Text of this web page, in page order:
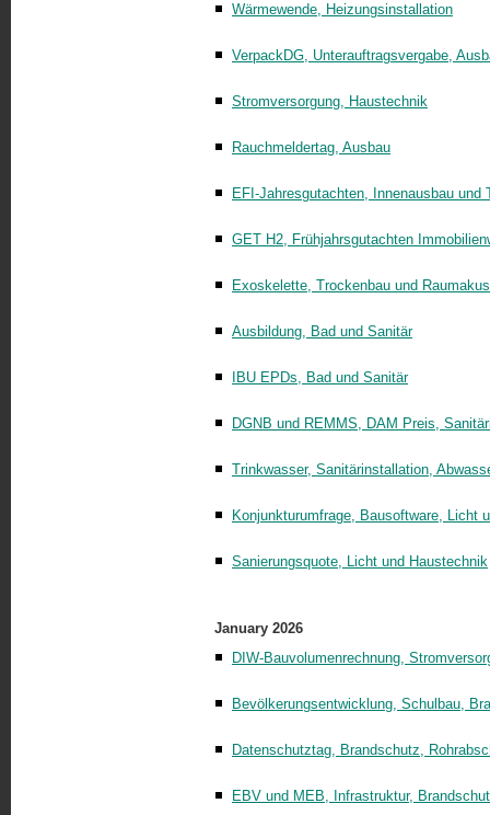
Wärmewende, Heizungsinstallation
VerpackDG, Unterauftragsvergabe,
Stromversorgung, Haustechnik
Rauchmeldertag, Ausbau
EFI-Jahresgutachten, Innenausbau und
GET H2, Frühjahrsgutachten
Exoskelette, Trockenbau und
Ausbildung, Bad und Sanitär
IBU EPDs, Bad und Sanitär
DGNB und REMMS, DAM Preis,
Trinkwasser, Sanitärinstallation,
Konjunkturumfrage, Bausoftware, Licht
Sanierungsquote, Licht und Haustechnik
January 2026
DIW-Bauvolumenrechnung,
Bevölkerungsentwicklung, Schulbau,
Datenschutztag, Brandschutz,
EBV und MEB, Infrastruktur,